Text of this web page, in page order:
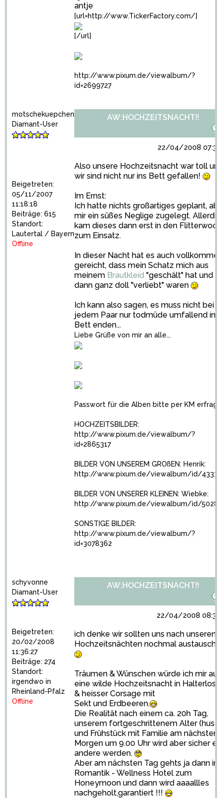
antje
[url=http://www.TickerFactory.com/]
[/url]
http://www.pixum.de/viewalbum/?
id=2699727
motschekuepchen
Diamant-User
Beigetreten:
05/11/2007
11:18:18
Beiträge: 615
Standort:
Lautertal / Bayern
Offline
AW:HOCHZEITSNACHT!!
22/04/2008
Also unsere Hochzeitsnacht war toll
wir sind nicht nur ins Bett gefallen!
Im Ernst:
Ich hatte nichts großartiges geplant,
mir ein süßes Neglige zugelegt.
kam dieses dann erst in den
zum Einsatz.
In dieser Nacht hat es auch
gereicht, dass mein Schatz mich aus
meinem Brautkleid "geschält" hat und
dann ganz doll "verliebt" waren
Ich kann also sagen, es muss nicht bei
jedem Paar nur todmüde umfallend im
Bett enden...
Liebe Grüße von mir an alle...
Passwort für die Alben bitte per KM
HOCHZEITSBILDER:
http://www.pixum.de/viewalbum/?
id=2865317
BILDER VON UNSEREM GROßEN: Henrik:
http://www.pixum.de/viewalbum/id/
BILDER VON UNSERER KLEINEN: Wiebke:
http://www.pixum.de/viewalbum/id/
SONSTIGE BILDER:
http://www.pixum.de/viewalbum/?
id=3078362
schyvonne
Diamant-User
Beigetreten:
20/02/2008
11:36:27
Beiträge: 274
Standort:
irgendwo in
Rheinland-Pfalz
Offline
AW:HOCHZEITSNACHT!!
22/04/2008
ich denke wir sollten uns nach unseren
Hochzeitsnächten nochmal
Träumen & Wünschen würde ich mir
eine wilde Hochzeitsnacht in
& heisser Corsage mit
Sekt und Erdbeeren.
Die Realität nach einem ca. 20h Tag,
unserem fortgeschrittenem Alter (hust)
und Frühstück mit Familie am nächsten
Morgen um 9.00 Uhr wird aber sicher
andere werden.
Aber am nächsten Tag gehts ja dann ins
Romantik - Wellness Hotel zum
Honeymoon und dann wird aaaallles
nachgeholt,garantiert !!!